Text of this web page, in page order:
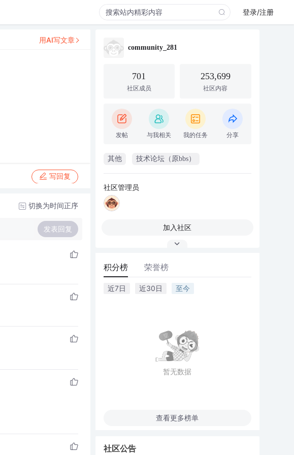
登录/注册
写回复
用AI写文章
切换为时间正序
发表回复
community_281
701
社区成员
253,699
社区内容
发帖 与我相关 我的任务 分享
其他 技术论坛（原bbs）
社区管理员
加入社区
积分榜 荣誉榜
近7日 近30日 至今
暂无数据
查看更多榜单
社区公告